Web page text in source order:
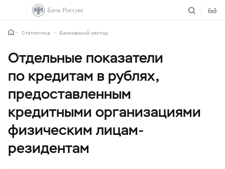
Статистика Банковский сектор
Отдельные показатели
по кредитам в рублях,
предоставленным
кредитными организациями
физическим лицам-
резидентам